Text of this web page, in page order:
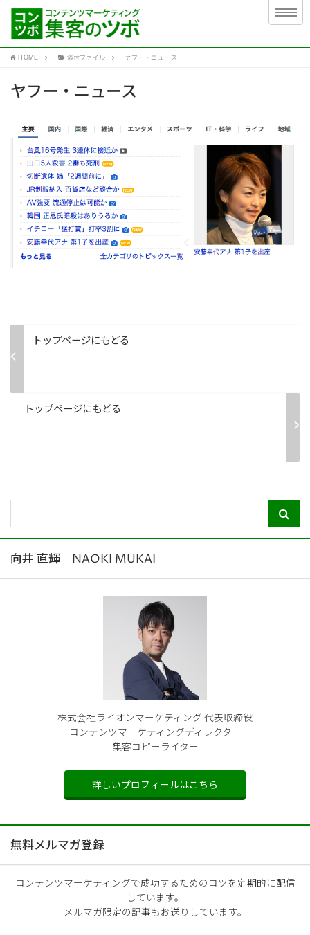
HOME 添付ファイル ヤフー・ニュース
ヤフー・ニュース
トップページにもどる
トップページにもどる
向井 直輝 NAOKI MUKAI
株式会社ライオンマーケティング 代表取締役
コンテンツマーケティングディレクター
集客コピーライター
詳しいプロフィールはこちら
無料メルマガ登録
コンテンツマーケティングで成功するためのコツを定期的に配信
しています。
メルマガ限定の記事もお送りしています。